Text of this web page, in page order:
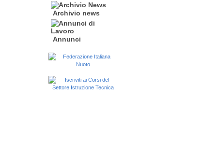
Archivio news
Annunci